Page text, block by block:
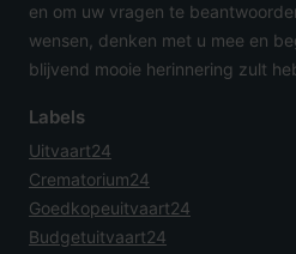
en om uw vragen te
wensen, denken met u mee en
blijvend mooie herinnering zult
Labels
Uitvaart24
Crematorium24
Goedkopeuitvaart24
Budgetuitvaart24